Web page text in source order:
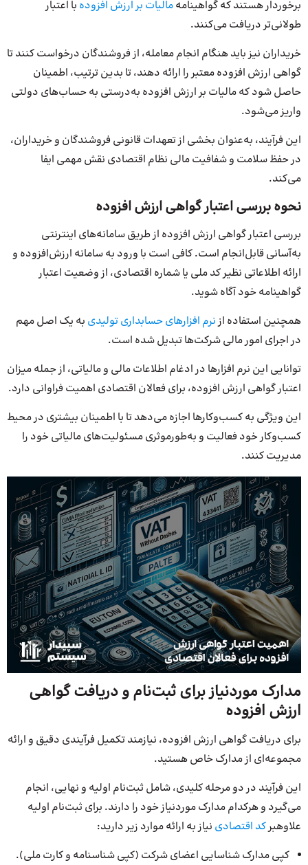
برخوردار هستند که گواهینامه‌مالیات بر ارزش افزوده با اعتبار
طولانی‌تر دریافت می‌کنند.
خریداران نیز باید هنگام انجام معامله، از فروشندگان درخواست کنند تا
گواهی ارزش افزوده معتبر را ارائه دهند، تا بدین ترتیب، اطمینان
حاصل شود که مالیات بر ارزش افزوده به‌درستی به حساب‌های دولتی
واریز می‌شود.
این فرآیند، به‌عنوان بخشی از تعهدات قانونی فروشندگان و خریداران،
در حفظ سلامت و شفافیت مالی نظام اقتصادی نقش مهمی ایفا
می‌کند.
نحوه بررسی اعتبار گواهی ارزش افزوده
بررسی اعتبار گواهی ارزش افزوده از طریق سامانه‌های اینترنتی
به‌آسانی قابل‌انجام است. کافی است با ورود به سامانه ارزش‌افزوده و
ارائه اطلاعاتی نظیر کد‌ ملی یا شماره اقتصادی، از وضعیت اعتبار
گواهینامه خود آگاه شوید.
همچنین استفاده‌ ازنرم افزارهای حسابداری تولیدی به یک اصل مهم
در اجرای امور مالی شرکت‌ها تبدیل شده است.
توانایی این نرم افزارها در ادغام اطلاعات مالی و مالیاتی، از جمله میزان
اعتبار گواهی ارزش افزوده، برای فعالان اقتصادی اهمیت فراوانی دارد.
این ویژگی به کسب‌وکارها اجازه می‌دهد تا با اطمینان بیشتری در محیط
کسب‌وکار خود فعالیت و به‌طورموثری مسئولیت‌های مالیاتی خود را
مدیریت کنند.
مدارک موردنیاز برای ثبت‌نام و دریافت گواهی
ارزش افزوده
برای دریافت گواهی ارزش افزوده، نیازمند تکمیل فرآیندی دقیق و ارائه
مجموعه‌ای از مدارک خاص هستید.
این فرآیند در دو مرحله کلیدی، شامل ثبت‌نام اولیه و نهایی، انجام
می‌گیرد و هر‌کدام مدارک موردنیاز خود را دارند. برای ثبت‌نام اولیه
علاوه‎بر
کد اقتصادی نیاز به ارائه موارد زیر دارید:
کپی مدارک شناسایی اعضای شرکت (کپی شناسنامه و کارت ملی).